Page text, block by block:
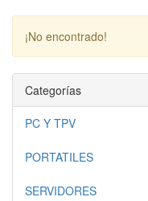
¡No encontrado!
Categorías
PC Y TPV
PORTATILES
SERVIDORES